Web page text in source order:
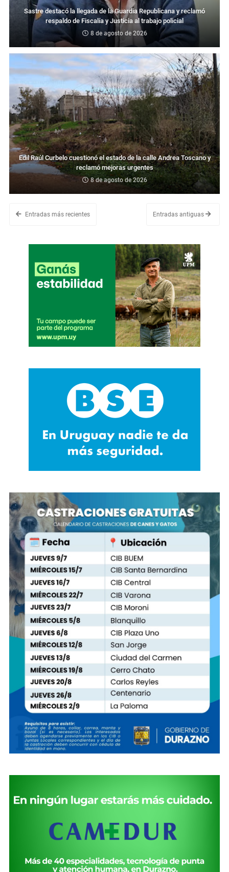
Sastre destacó la llegada de la Guardia Republicana y reclamó
respaldo de Fiscalía y Justicia al trabajo policial
8 de agosto de 2026
Edil Raúl Curbelo cuestionó el estado de la calle Andrea Toscano y
reclamó mejoras urgentes
8 de agosto de 2026
Entradas más recientes Entradas antiguas